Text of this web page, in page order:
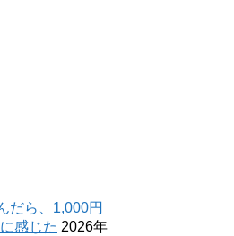
だら、1,000円
感じた 2026年